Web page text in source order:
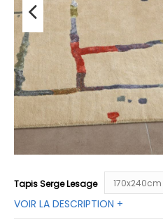
Tapis Serge Lesage
VOIR LA DESCRIPTION +